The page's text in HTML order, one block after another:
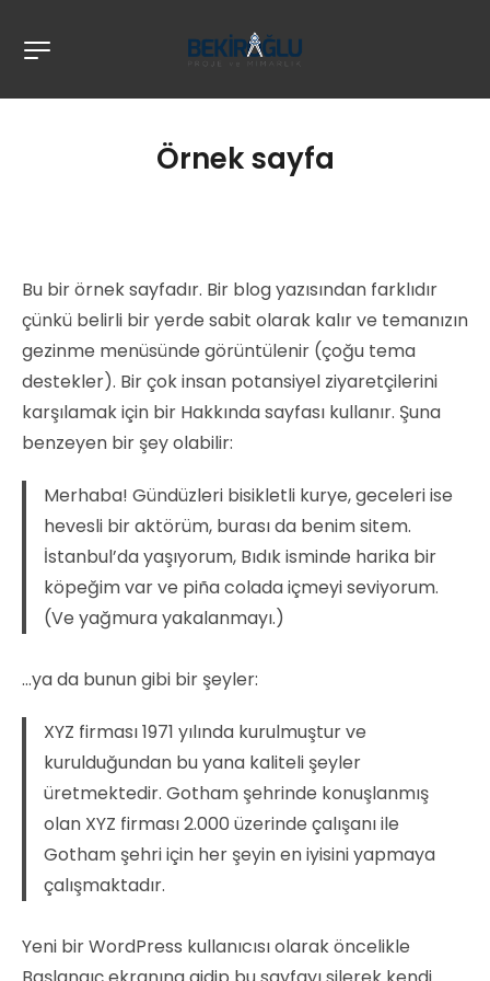
Örnek sayfa
Bu bir örnek sayfadır. Bir blog yazısından farklıdır
çünkü belirli bir yerde sabit olarak kalır ve temanızın
gezinme menüsünde görüntülenir (çoğu tema
destekler). Bir çok insan potansiyel ziyaretçilerini
karşılamak için bir Hakkında sayfası kullanır. Şuna
benzeyen bir şey olabilir:
Merhaba! Gündüzleri bisikletli kurye, geceleri ise
hevesli bir aktörüm, burası da benim sitem.
İstanbul’da yaşıyorum, Bıdık isminde harika bir
köpeğim var ve piña colada içmeyi seviyorum.
(Ve yağmura yakalanmayı.)
…ya da bunun gibi bir şeyler:
XYZ firması 1971 yılında kurulmuştur ve
kurulduğundan bu yana kaliteli şeyler
üretmektedir. Gotham şehrinde konuşlanmış
olan XYZ firması 2.000 üzerinde çalışanı ile
Gotham şehri için her şeyin en iyisini yapmaya
çalışmaktadır.
Yeni bir WordPress kullanıcısı olarak öncelikle